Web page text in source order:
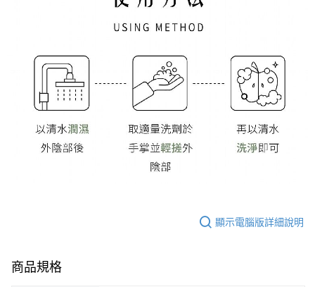
顯示電腦版詳細說明
商品規格